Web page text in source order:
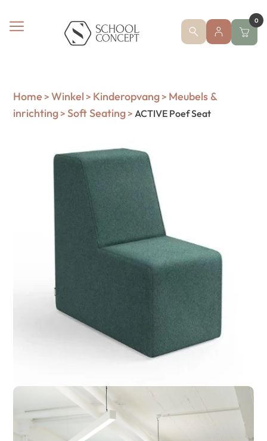
0
Home > Winkel > Kinderopvang> Meubels &
inrichting> Soft Seating> ACTIVE Poef Seat